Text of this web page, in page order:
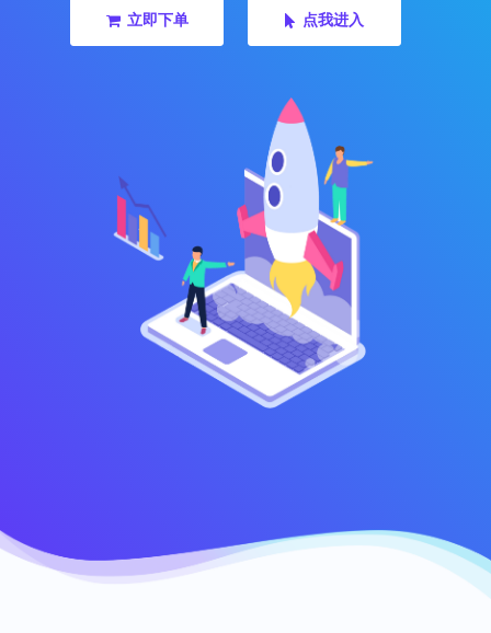
立即下单 点我进入